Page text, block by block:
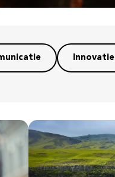
Innovatie